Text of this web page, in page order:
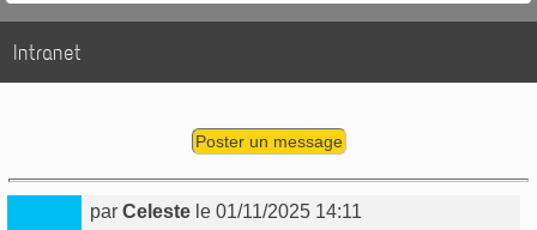
Intranet
Poster un message
parCeleste le 01/11/2025 14:11